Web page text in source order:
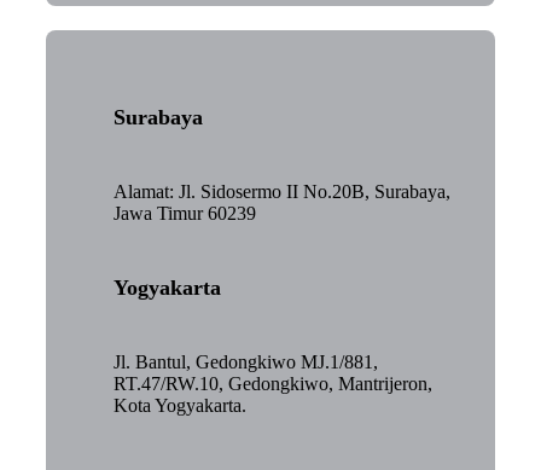
Surabaya
Alamat: Jl. Sidosermo II No.20B, Surabaya,
Jawa Timur 60239
Yogyakarta
Jl. Bantul, Gedongkiwo MJ.1/881,
RT.47/RW.10, Gedongkiwo, Mantrijeron,
Kota Yogyakarta.